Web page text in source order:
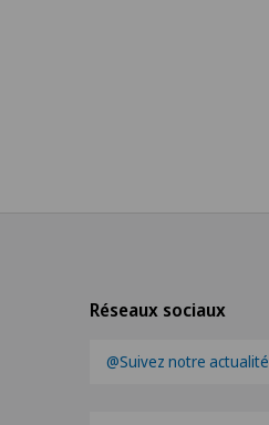
Réseaux sociaux
@Suivez notre actualité